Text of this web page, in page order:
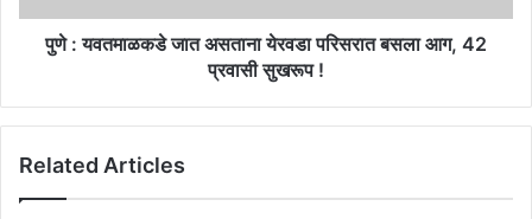
आग,
पुणे : यवतमाळकडे जात असताना येरवडा परिसरात बसला आग, 42
प्रवासी सुखरूप !
Related Articles